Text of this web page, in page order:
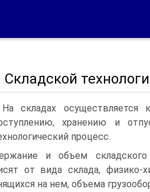
Складской
На складах осуществляется
хранению и
процесс.
и объем складского
от вида склада, физико-
на нем, объема